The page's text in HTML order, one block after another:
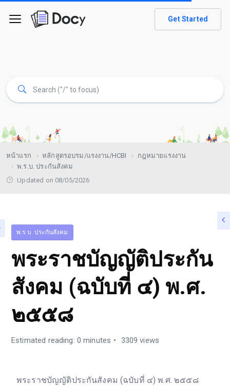
Get Started
หน้าแรก หลักสูตรอบรม/แรงงาน/HCBI
กฎหมายแรงงาน
พ.ร.บ. ประกันสังคม
Updated on 08/05/2026
พ.ร.บ. ประกันสังคม
พระราชบัญญัติประกัน
สังคม (ฉบับที่ ๔) พ.ศ.
๒๕๕๘
Estimated reading: 0 minutes 3309 views
พระราชบัญญัติประกันสังคม (ฉบับที่ ๔) พ.ศ. ๒๕๕๘